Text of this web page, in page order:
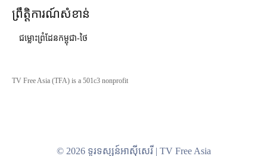
ព្រឹត្តិការណ៍សំខាន់
ជម្លោះព្រំដែនកម្ពុជា-ថៃ
TV Free Asia (TFA) is a 501c3 nonprofit
© 2026 ទូរទស្សន៍អាស៊ីសេរី | TV Free Asia